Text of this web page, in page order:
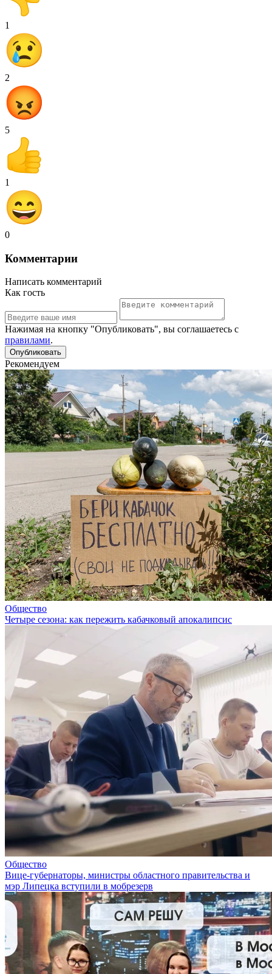
1
2
5
1
0
Комментарии
Написать комментарий
Как гость
Нажимая на кнопку "Опубликовать", вы соглашаетесь с
правилами.
Рекомендуем
Общество
Четыре сезона: как пережить кабачковый апокалипсис
Общество
Вице-губернаторы, министры областного правительства и
мэр Липецка вступили в мобрезерв